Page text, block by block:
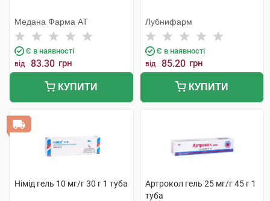
Медана Фарма АТ
Є в наявності
від 83.30 грн
КУПИТИ
Лубнифарм
Є в наявності
від 85.20 грн
КУПИТИ
Німід гель 10 мг/г 30 г 1 туба
Артрокол гель 25 мг/г 45 г 1
туба